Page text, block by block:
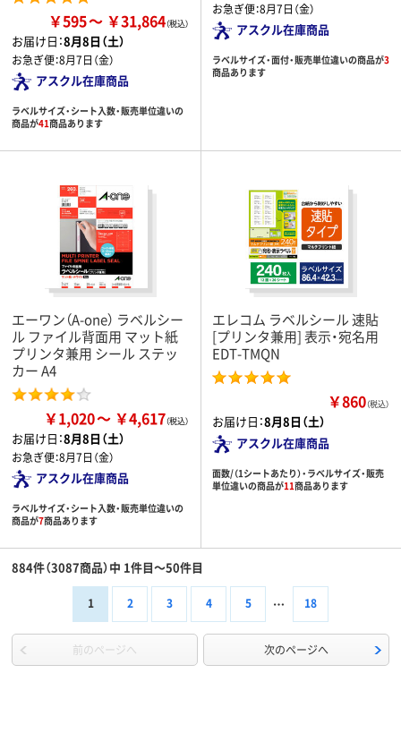
￥595 ￥31,864
お届け日：8月8日（土）
お急ぎ便：8月7日（金）
アスクル在庫商品
ラベルサイズ・シート入数・販売単位違いの
商品が41商品あります
お急ぎ便：8月7日（金）
アスクル在庫商品
ラベルサイズ・面付・販売単位違いの商品が3
商品あります
エーワン（A-one） ラベルシー
ル ファイル背面用 マット紙
プリンタ兼用 シール ステッ
カー A4
￥1,020 ￥4,617
お届け日：8月8日（土）
お急ぎ便：8月7日（金）
アスクル在庫商品
ラベルサイズ・シート入数・販売単位違いの
商品が7商品あります
エレコム ラベルシール 速貼
[プリンタ兼用] 表示・宛名用
EDT-TMQN
￥860（税込）
お届け日：8月8日（土）
アスクル在庫商品
面数/（1シートあたり）・ラベルサイズ・販売
単位違いの商品が11商品あります
884件（3087商品）中 1件目～50件目
1 2 3 4 5 18
前のページへ 次のページへ